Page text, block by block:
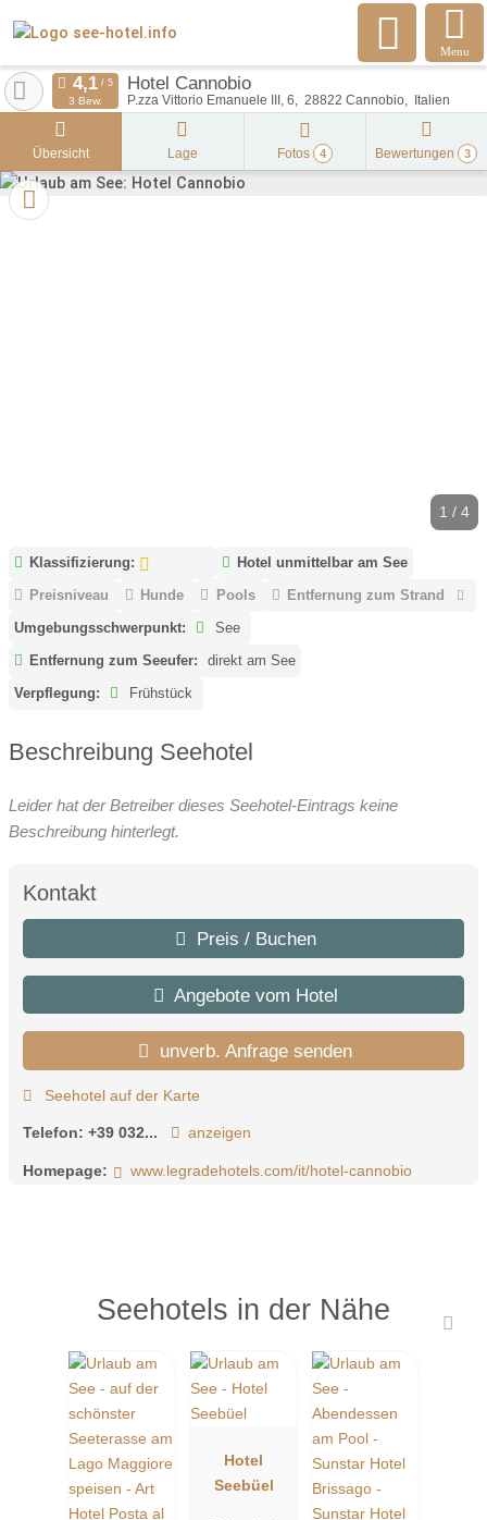
Menu
Hotel Cannobio
P.zza Vittorio Emanuele III, 6 28822 Cannobio Italien
3 Bew.
Übersicht Lage Fotos 4 Bewertungen 3
1 / 4
Klassifizierung:
Hotel unmittelbar am See
Preisniveau
Hunde Pools
Entfernung zum Strand
Umgebungsschwerpunkt:
See
Entfernung zum Seeufer:
direkt am See
Verpflegung:
Frühstück
Beschreibung Seehotel
Leider hat der Betreiber dieses Seehotel-Eintrags keine
Beschreibung hinterlegt.
Kontakt
Preis / Buchen
Angebote vom Hotel
unverb. Anfrage senden
Seehotel auf der Karte
Telefon: +39 032... anzeigen
Homepage: www.legradehotels.com/it/hotel-cannobio
Seehotels in der Nähe
Hotel
Seebüel